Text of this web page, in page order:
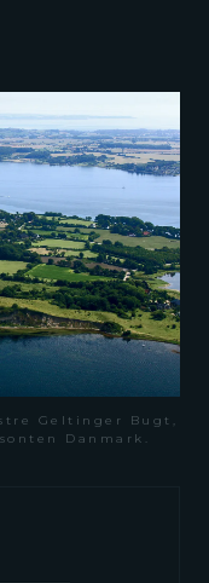
Geltinger Bugt,
Danmark.